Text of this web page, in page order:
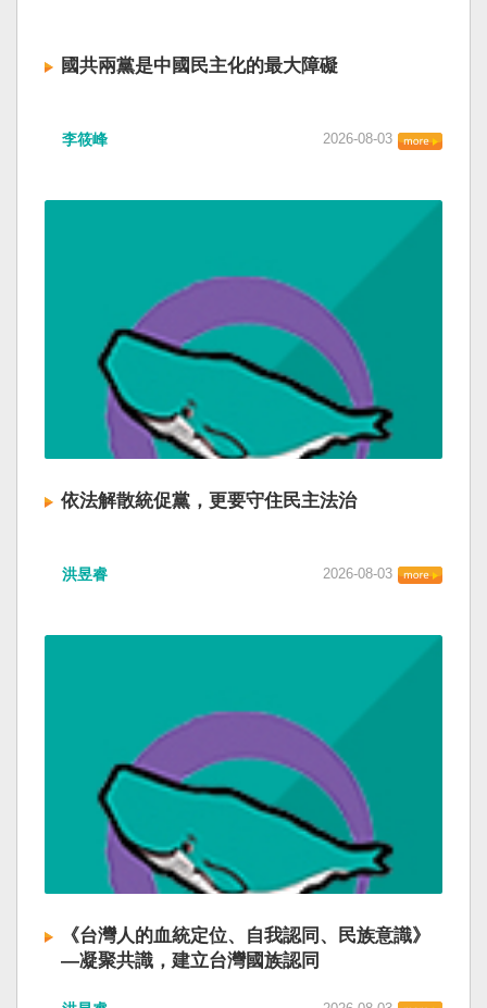
國共兩黨是中國民主化的最大障礙
李筱峰 2026-08-03
依法解散統促黨，更要守住民主法治
洪昱睿 2026-08-03
《台灣人的血統定位、自我認同、民族意識》
—凝聚共識，建立台灣國族認同